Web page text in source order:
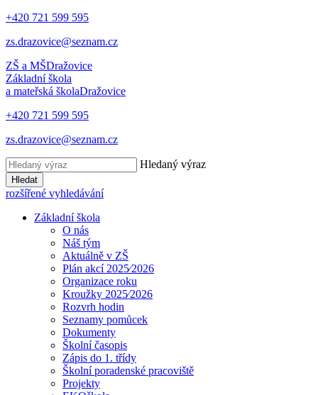
+420 721 599 595
zs.drazovice@seznam.cz
ZŠ a MŠDražovice
Základní škola
a mateřská školaDražovice
+420 721 599 595
zs.drazovice@seznam.cz
Hledaný výraz
Hledat
rozšířené vyhledávání
Základní škola
O nás
Náš tým
Aktuálně v ZŠ
Plán akcí 2025⁄2026
Organizace roku
Kroužky 2025⁄2026
Rozvrh hodin
Seznamy pomůcek
Dokumenty
Školní časopis
Zápis do 1. třídy
Školní poradenské pracoviště
Projekty